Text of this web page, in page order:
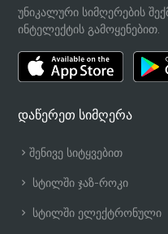
უნიკალური სიმღერების
ინტელექტის გამოყენებით.
დაწერეთ სიმღერა
შენივე სიტყვებით
სტილში ჯაზ-როკი
სტილში ელექტრონული